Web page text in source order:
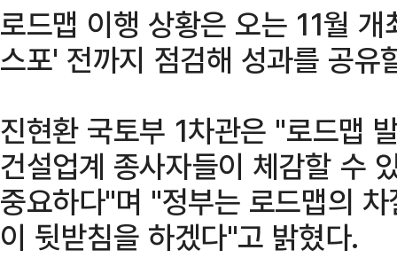
로드맵 이행 상황은 오는 11월
스포' 전까지 점검해 성과를 공유
진현환 국토부 1차관은 "로드맵
건설업계 종사자들이 체감할 수
중요하다"며 "정부는 로드맵의
이 뒷받침을 하겠다"고 밝혔다.